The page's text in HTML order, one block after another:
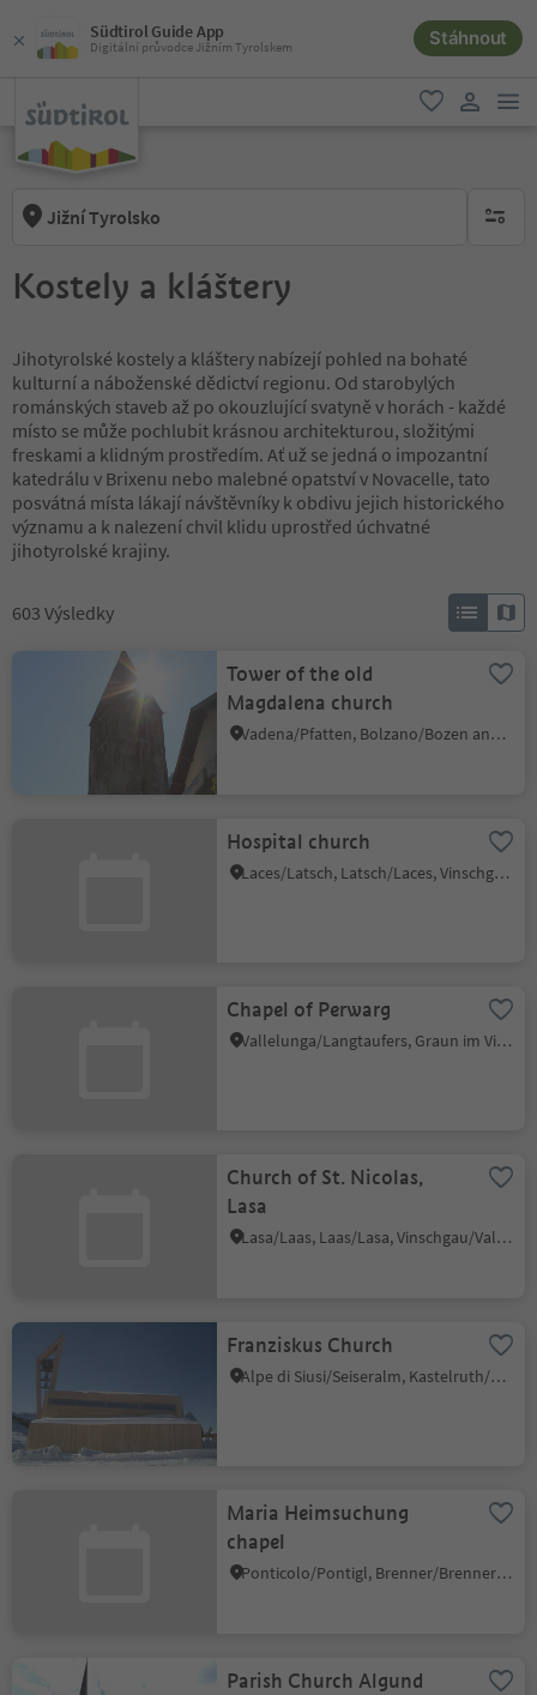
Südtirol Guide App
Digitální průvodce Jižním Tyrolskem Stáhnout
oblíbené
Jižní Tyrolsko brak
Kostely a kláštery
Jihotyrolské kostely a kláštery nabízejí pohled na bohaté
kulturní a náboženské dědictví regionu. Od starobylých
románských staveb až po okouzlující svatyně v horách - každé
místo se může pochlubit krásnou architekturou, složitými
freskami a klidným prostředím. Ať už se jedná o impozantní
katedrálu v Brixenu nebo malebné opatství v Novacelle, tato
posvátná místa lákají návštěvníky k obdivu jejich historického
významu a k nalezení chvil klidu uprostřed úchvatné
jihotyrolské krajiny.
603 Výsledky
Tower of the old
Magdalena church
Vadena/Pfatten, Bolzano/Bozen and environs
Hospital church
Laces/Latsch, Latsch/Laces, Vinschgau/Val Venosta
Chapel of Perwarg
Vallelunga/Langtaufers, Graun im Vinschgau/Curon Venosta, Vinschgau/Val Venosta
Church of St. Nicolas,
Lasa
Lasa/Laas, Laas/Lasa, Vinschgau/Val Venosta
Franziskus Church
Alpe di Siusi/Seiseralm, Kastelruth/Castelrotto, Dolomites Region Seiser Alm
Maria Heimsuchung
chapel
Ponticolo/Pontigl, Brenner/Brennero, Sterzing/Vipiteno and environs
Parish Church Algund